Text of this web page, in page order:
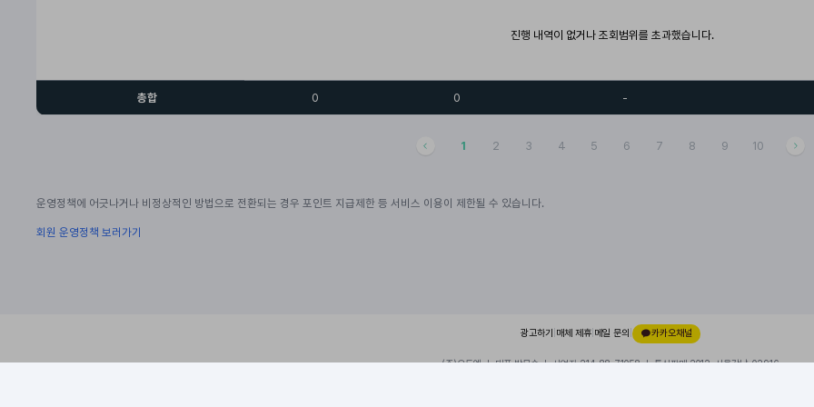
진행 내역이 없거나 조회범위를 초과했습니다.
총합 0 0 -
1 2 3 4 5 6 7 8 9 10
운영정책에 어긋나거나 비정상적인 방법으로 전환되는 경우 포인트 지급제한 등 서비스 이용이 제한될 수 있습니다.
회원 운영정책 보러가기
광고하기 매체 제휴 메일 문의 | 카카오채널
(주)오드엠 ㅣ 대표 박무순 ㅣ 사업자 214-88-71058 ㅣ 통신판매 2012-서울강남-02916